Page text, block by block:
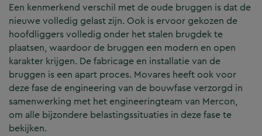
Een kenmerkend verschil met de oude bruggen is dat de
nieuwe volledig gelast zijn. Ook is ervoor gekozen de
hoofdliggers volledig onder het stalen brugdek te
plaatsen, waardoor de bruggen een modern en open
karakter krijgen. De fabricage en installatie van de
bruggen is een apart proces. Movares heeft ook voor
deze fase de engineering van de bouwfase verzorgd in
samenwerking met het engineeringteam van Mercon,
om alle bijzondere belastingssituaties in deze fase te
bekijken.